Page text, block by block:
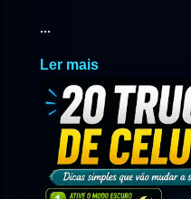
...
Ler mais